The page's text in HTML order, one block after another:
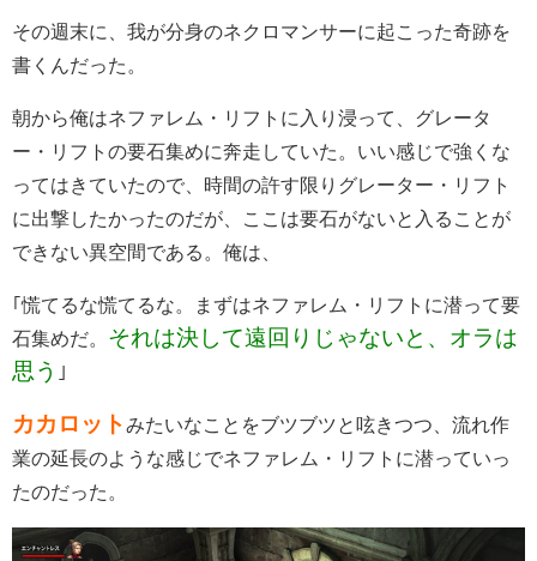
その週末に、我が分身のネクロマンサーに起こった奇跡を
書くんだった。
朝から俺はネファレム・リフトに入り浸って、グレータ
ー・リフトの要石集めに奔走していた。いい感じで強くな
ってはきていたので、時間の許す限りグレーター・リフト
に出撃したかったのだが、ここは要石がないと入ることが
できない異空間である。俺は、
｢慌てるな慌てるな。まずはネファレム・リフトに潜って要
石集めだ。 それは決して遠回りじゃないと、オラは
思う ｣
カカロット みたいなことをブツブツと呟きつつ、流れ作
業の延長のような感じでネファレム・リフトに潜っていっ
たのだった。